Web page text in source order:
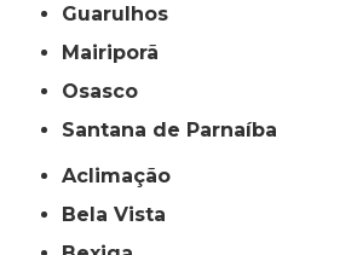
Guarulhos
Mairiporã
Osasco
Santana de Parnaíba
Aclimação
Bela Vista